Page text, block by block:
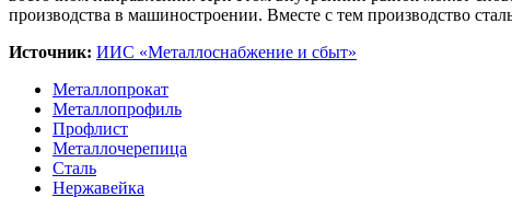
производства в машиностроении. Вместе с тем производство
Источник: ИИС «Металлоснабжение и сбыт»
Металлопрокат
Металлопрофиль
Профлист
Металлочерепица
Сталь
Нержавейка